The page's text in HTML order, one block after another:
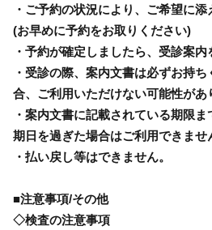
・ご予約の状況により、ご希望に添
(お早めに予約をお取りください)
・予約が確定しましたら、受診案内
・受診の際、案内文書は必ずお持
合、ご利用いただけない可能性があ
・案内文書に記載されている期限ま
期日を過ぎた場合はご利用できませ
・払い戻し等はできません。
■注意事項/その他
◇検査の注意事項